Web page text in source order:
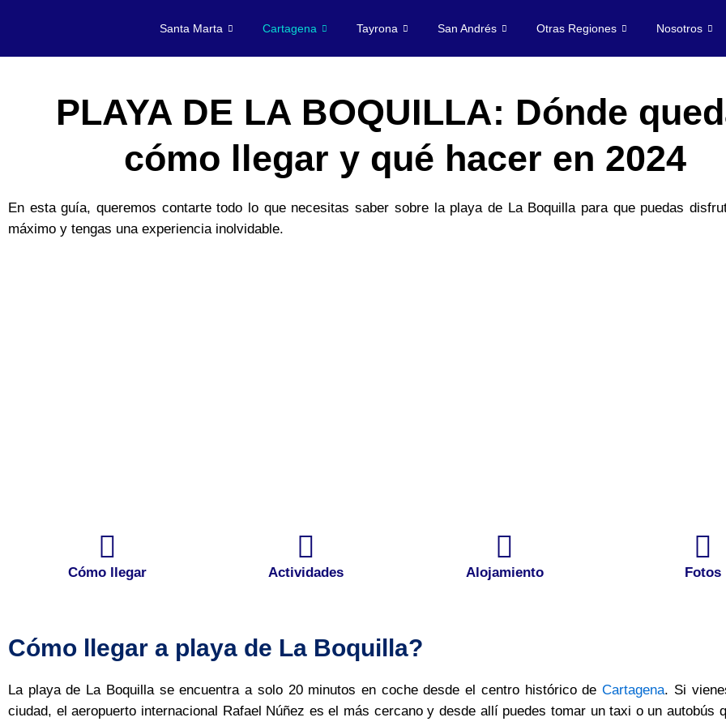
Santa Marta Cartagena Tayrona San Andrés Otras Regiones Nosotros
PLAYA DE LA BOQUILLA: Dónde
cómo llegar y qué hacer en 2024
En esta guía, queremos contarte todo lo que necesitas saber sobre la playa de La Boquilla para que puedas
máximo y tengas una experiencia inolvidable.
Cómo llegar Actividades Alojamiento Fotos
Cómo llegar a playa de La Boquilla?
La playa de La Boquilla se encuentra a solo 20 minutos en coche desde el centro histórico deCartagena. Si
ciudad, el aeropuerto internacional Rafael Núñez es el más cercano y desde allí puedes tomar un taxi o un autobús